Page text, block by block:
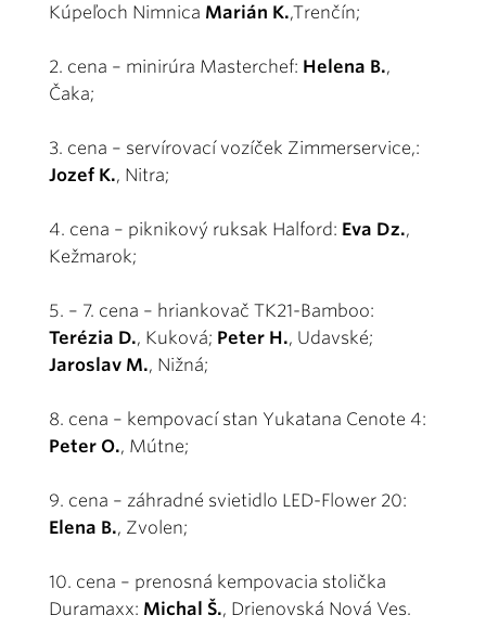
Kúpeľoch Nimnica Marián K.,Trenčín;
2. cena – minirúra Masterchef: Helena B.,
Čaka;
3. cena – servírovací vozíček Zimmerservice,:
Jozef K., Nitra;
4. cena – piknikový ruksak Halford: Eva Dz.,
Kežmarok;
5. – 7. cena – hriankovač TK21-Bamboo:
Terézia D., Kuková; Peter H., Udavské;
Jaroslav M., Nižná;
8. cena – kempovací stan Yukatana Cenote 4:
Peter O., Mútne;
9. cena – záhradné svietidlo LED-Flower 20:
Elena B., Zvolen;
10. cena – prenosná kempovacia stolička
Duramaxx: Michal Š., Drienovská Nová Ves.